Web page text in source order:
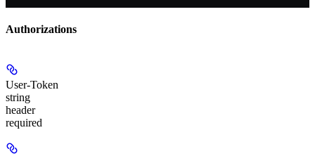
Authorizations
User-Token
string
header
required